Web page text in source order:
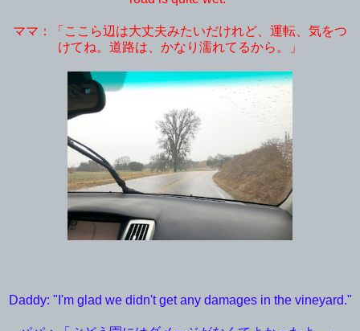
ママ：「ここら辺は大丈夫みたいだけれど、運転、気をつ
けてね。道路は、かなり濡れてるから。」
Daddy: "I'm glad we didn't get any damages in the vineyard."